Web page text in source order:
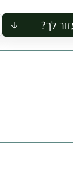
לך?